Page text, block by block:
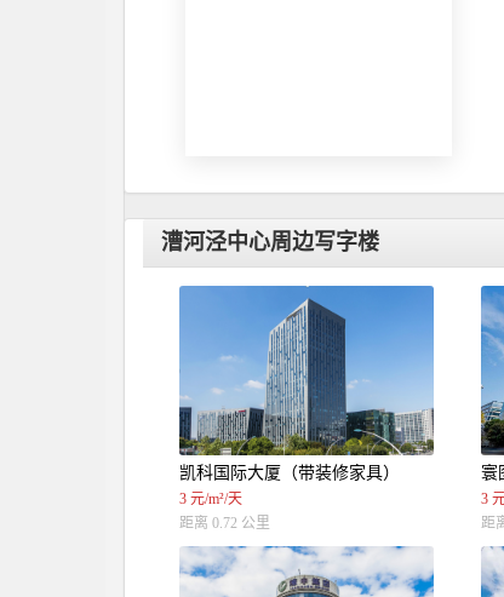
漕河泾中心周边写字楼
凯科国际大厦（带装修家具）
3 元/m²/天
距离 0.72 公里
寰
3
距